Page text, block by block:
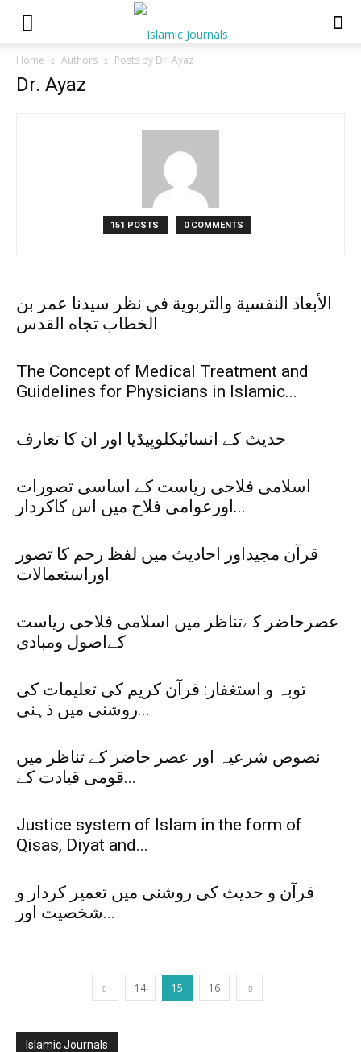
Home Authors Posts by Dr. Ayaz
Dr. Ayaz
151 POSTS 0 COMMENTS
الأبعاد النفسية والتربوية في نظر سيدنا عمر بن
الخطاب تجاه القدس
The Concept of Medical Treatment and
Guidelines for Physicians in Islamic...
حدیث کے انسائیکلوپیڈیا اور ان کا تعارف
اسلامی فلاحی ریاست کے اساسی تصورات
اورعوامی فلاح میں اس کاکردار...
قرآن مجیداور احادیث میں لفظ رحم کا تصور
اوراستعمالات
عصرحاضر کےتناظر میں اسلامی فلاحی ریاست
کےاصول ومبادی
توبہ و استغفار: قرآن کریم کی تعلیمات کی
روشنی میں ذہنی...
نصوص شرعیہ اور عصر حاضر کے تناظر میں
قومی قیادت کے...
Justice system of Islam in the form of
Qisas, Diyat and...
قرآن و حدیث کی روشنی میں تعمیر کردار و
شخصیت اور...
14 15 16
Islamic Journals